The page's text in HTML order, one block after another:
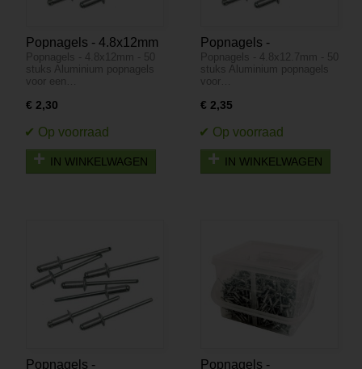
Popnagels - 4.8x12mm
- 50 stuks
Popnagels - 4.8x12mm - 50
stuks Aluminium popnagels
voor een…
€ 2,30
IN WINKELWAGEN
Popnagels -
4.8x12.7mm - 50 stuks
Popnagels - 4.8x12.7mm - 50
stuks Aluminium popnagels
voor…
€ 2,35
IN WINKELWAGEN
Popnagels -
Popnagels -